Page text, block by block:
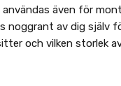
även för
noggrant av dig själv
och vilken storlek